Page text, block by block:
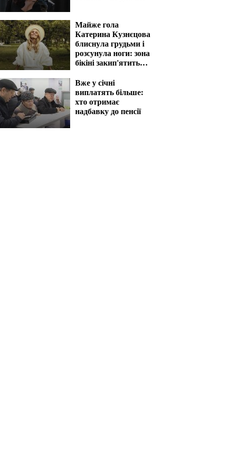
Майже гола
Катерина Кузнєцова
блиснула грудьми і
розсунула ноги: зона
бікіні закип'ятить
Вже у січні
виплатять більше:
хто отримає
надбавку до пенсії